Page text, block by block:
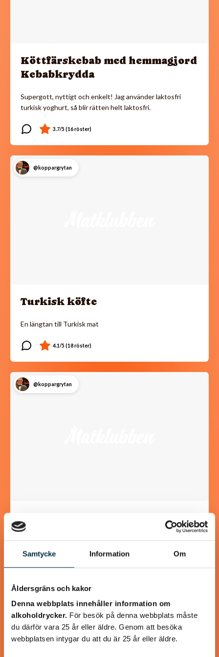
Samtycke Information Om
Åldersgräns och kakor
Denna webbplats innehåller information om
alkoholdrycker. För besök på denna webbplats måste
du därför vara 25 år eller äldre. Genom att besöka
webbplatsen intygar du att du är 25 år eller äldre.
Köttfärskebab med hemmagjord
Kebabkrydda
Supergott, nyttigt och enkelt! Jag använder laktosfri
turkisk yoghurt, så blir rätten helt laktosfri.
@koppargrytan
Turkisk köfte
En längtan till Turkisk mat
@koppargrytan
Våfflor med Svecia och
lufttorkad skinka
Svecia, paprika och lufttorkad skinka lyfter våfflorna till
@koppargrytan